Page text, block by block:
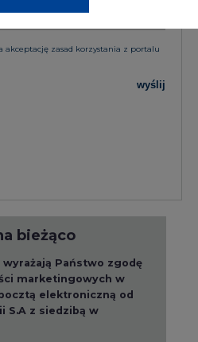
akceptację zasad korzystania z portalu
wyślij
bieżąco
Państwo zgodę
marketingowych w
elektroniczną od
S.A z siedzibą w